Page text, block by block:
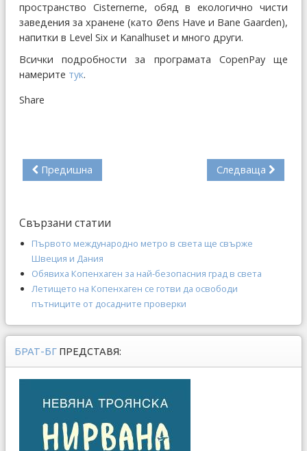
пространство Cisternerne, обяд в екологично чисти
заведения за хранене (като Øens Have и Bane Gaarden),
напитки в Level Six и Kanalhuset и много други.
Всички подробности за програмата CopenPay ще
намерите тук.
Share
Предишна Следваща
Свързани статии
Първото международно метро в света ще свърже
Швеция и Дания
Обявиха Копенхаген за най-безопасния град в света
Летището на Копенхаген се готви да освободи
пътниците от досадните проверки
БРАТ-БГ ПРЕДСТАВЯ: